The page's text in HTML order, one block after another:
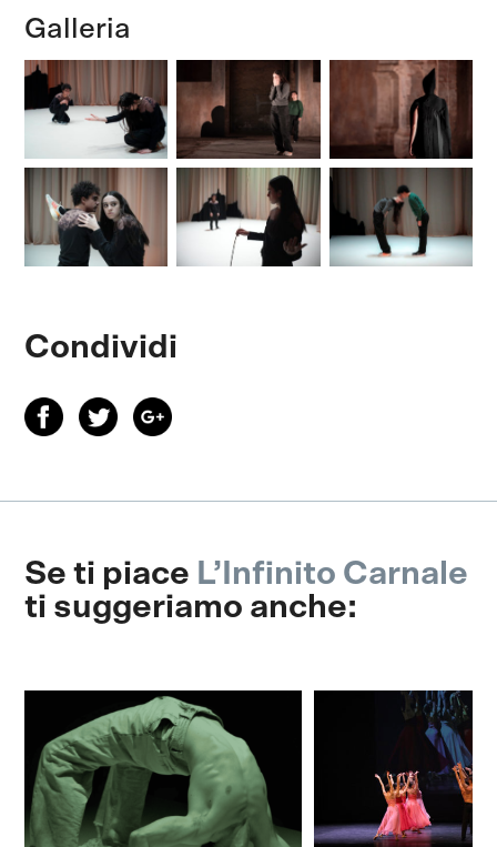
Galleria
Condividi
Se ti piace L’Infinito Carnale
ti suggeriamo anche: